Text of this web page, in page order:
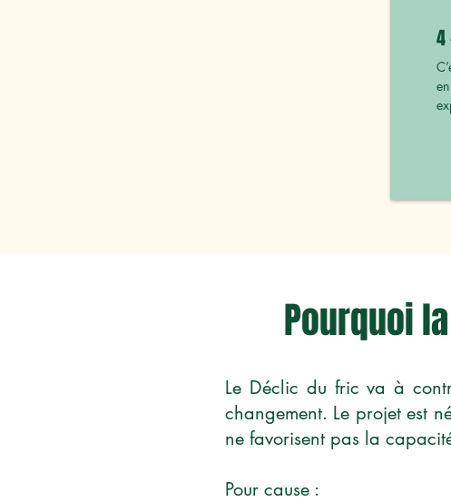
4
Pourquoi
Le Déclic du fric va à
changement. Le projet est
ne favorisent pas la
Pour cause :